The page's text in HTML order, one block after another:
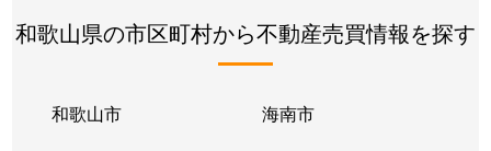
和歌山県の市区町村から不動産売買情報を探す
和歌山市 海南市